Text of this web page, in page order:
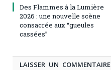
Des Flammes à la Lumière
2026 : une nouvelle scène
consacrée aux “gueules
cassées”
LAISSER UN COMMENTAIRE